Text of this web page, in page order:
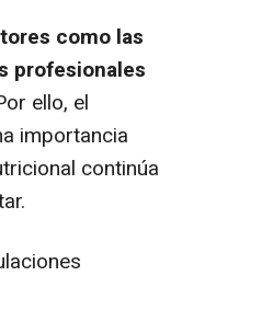
como las
profesionales
ello, el
importancia
continúa